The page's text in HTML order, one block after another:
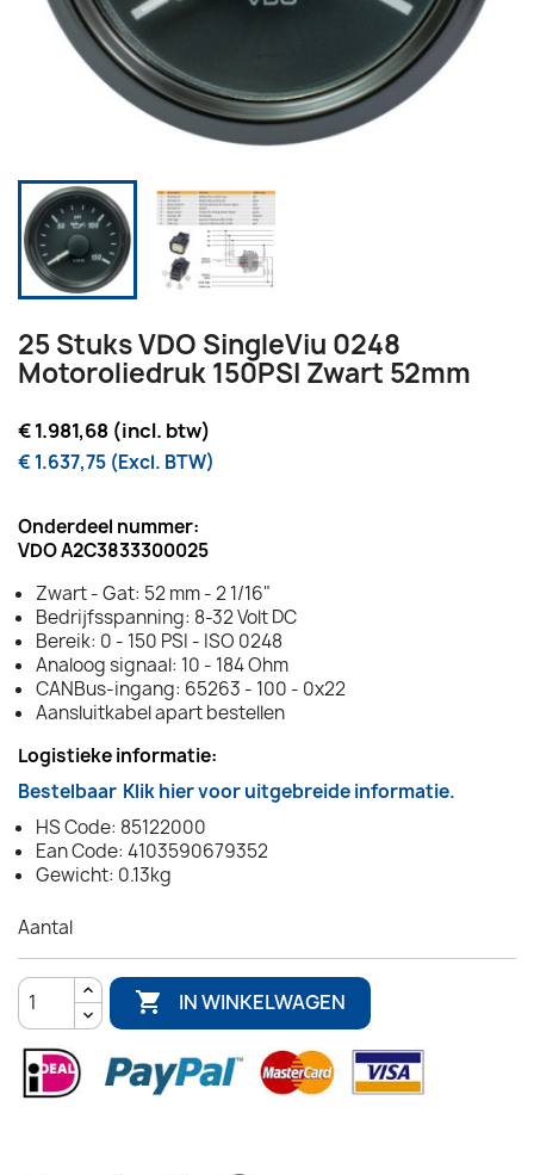
25 Stuks VDO SingleViu 0248
Motoroliedruk 150PSI Zwart 52mm
€ 1.981,68 (incl. btw)
€ 1.637,75 (Excl. BTW)
Onderdeel nummer:
VDO A2C3833300025
Zwart - Gat: 52 mm - 2 1/16"
Bedrijfsspanning: 8-32 Volt DC
Bereik: 0 - 150 PSI - ISO 0248
Analoog signaal: 10 - 184 Ohm
CANBus-ingang: 65263 - 100 - 0x22
Aansluitkabel apart bestellen
Logistieke informatie:
Bestelbaar Klik hier voor uitgebreide informatie.
HS Code: 85122000
Ean Code: 4103590679352
Gewicht: 0.13kg
Aantal
 IN WINKELWAGEN